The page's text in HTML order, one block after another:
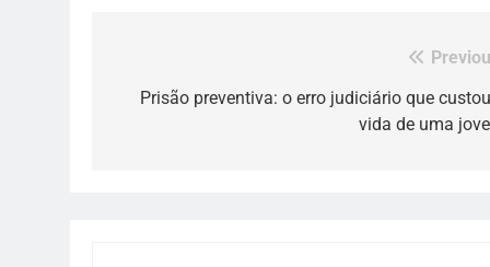
dePrisão preventiva: o erro judiciário que
vida de uma